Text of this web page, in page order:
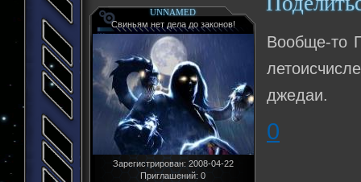
UNNAMED
Свиньям нет дела до законов!
Зарегистрирован: 2008-04-22
Приглашений: 0
Вообще-то
джедаи.
0